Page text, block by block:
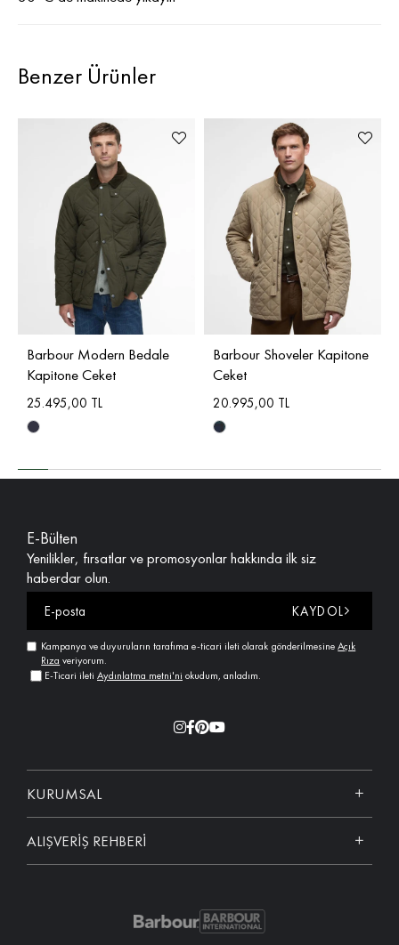
Benzer Ürünler
Barbour Modern Bedale
Kapitone Ceket
25.495,00 TL
Barbour Shoveler Kapitone
Ceket
20.995,00 TL
E-Bülten
Yenilikler, fırsatlar ve promosyonlar hakkında ilk siz
haberdar olun.
KAYDOL
Kampanya ve duyuruların tarafıma e-ticari ileti olarak gönderilmesineAçık
Rıza veriyorum.
E-Ticari ileti Aydınlatma metni'ni okudum, anladım.
KURUMSAL
ALIŞVERİŞ REHBERİ